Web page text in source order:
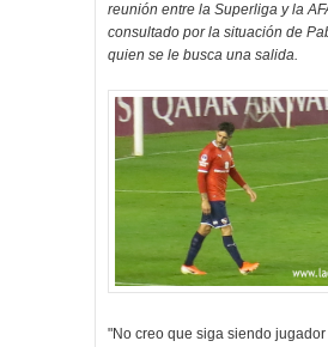
reunión entre la Superliga y la
consultado por la situación de
quien se le busca una salida.
"No creo que siga siendo jugador